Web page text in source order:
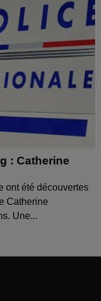
: Catherine
ont été découvertes
Catherine
Une...